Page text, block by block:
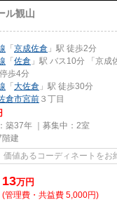
ル観山
「 京成佐倉 」駅 徒歩2分
「 佐倉 」駅 バス10分 「京成
歩4分
「 大佐倉 」駅 徒歩30分
倉市宮前 ３丁目
築37年 ｜募集中： 2室
階建
値あるコーディネートを
13万円
(管理費・共益費 5,000円)